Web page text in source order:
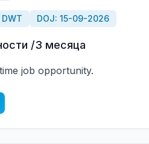
DOJ: 15-09-2026
/3 месяца
job opportunity.